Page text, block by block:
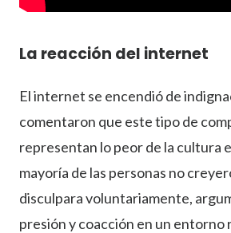
La reacción del internet
El internet se encendió de
comentaron que este tipo de
representan lo peor de la cultura
mayoría de las personas no
disculpara voluntariamente,
presión y coacción en un entorno